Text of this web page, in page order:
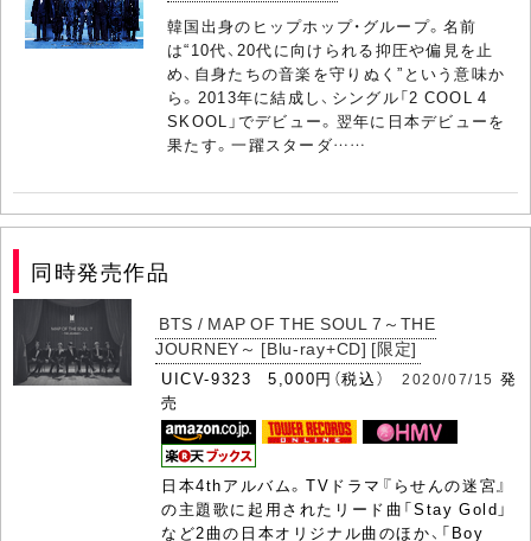
韓国出身のヒップホップ・グループ。名前
は“10代、20代に向けられる抑圧や偏見を止
め、自身たちの音楽を守りぬく”という意味か
ら。2013年に結成し、シングル「2 COOL 4
SKOOL」でデビュー。翌年に日本デビューを
果たす。一躍スターダ……
同時発売作品
BTS / MAP OF THE SOUL 7～THE
JOURNEY～ [Blu-ray+CD] [限定]
UICV-9323 5,000円（税込）2020/07/15 発
売
日本4thアルバム。TVドラマ『らせんの迷宮』
の主題歌に起用されたリード曲「Stay Gold」
など2曲の日本オリジナル曲のほか、「Boy